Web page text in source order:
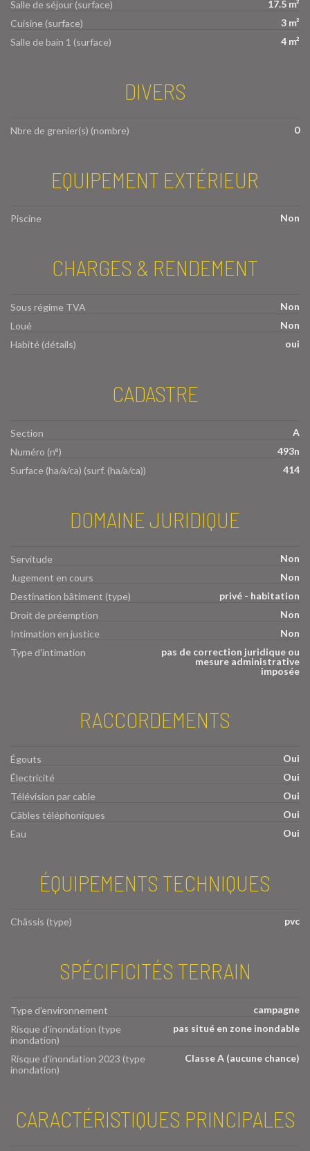
Salle de séjour (surface)
17.5 m²
Cuisine (surface)
3 m²
Salle de bain 1 (surface)
4 m²
DIVERS
Nbre de grenier(s) (nombre) 0
EQUIPEMENT EXTÉRIEUR
Piscine Non
CHARGES & RENDEMENT
Sous régime TVA
Non
Loué
Non
Habité (détails)
oui
CADASTRE
Section
A
Numéro (n°)
493n
Surface (ha/a/ca) (surf. (ha/a/ca))
414
DOMAINE JURIDIQUE
Servitude
Non
Jugement en cours
Non
Destination bâtiment (type)
privé - habitation
Droit de préemption
Non
Intimation en justice
Non
Type d'intimation
pas de correction juridique ou
mesure administrative
imposée
RACCORDEMENTS
Égouts
Oui
Électricité
Oui
Télévision par cable
Oui
Câbles téléphoniques
Oui
Eau
Oui
ÉQUIPEMENTS TECHNIQUES
Châssis (type) pvc
SPÉCIFICITÉS TERRAIN
Type d'environnement
campagne
Risque d'inondation (type
inondation)
pas situé en zone inondable
Risque d'inondation 2023 (type
inondation)
Classe A (aucune chance)
CARACTÉRISTIQUES PRINCIPALES